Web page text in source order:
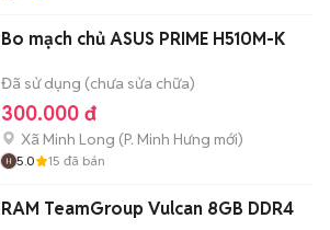
Bo mạch chủ ASUS PRIME H510M-K
Đã sử dụng (chưa sửa chữa)
300.000 đ
Xã Minh Long (P. Minh Hưng mới)
5.0 15 đã bán
RAM TeamGroup Vulcan 8GB DDR4